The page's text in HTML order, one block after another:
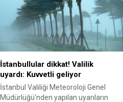
İstanbullular dikkat! Valilik
uyardı: Kuvvetli geliyor
İstanbul Valiliği Meteoroloji Genel
Müdürlüğü'nden yapılan uyarıların